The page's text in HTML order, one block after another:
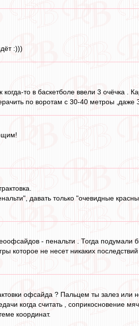
:)))
то в баскетболе ввели 3 очёчка .
по воротам с 30-40 метроы ,даже
давать только "очевидные
- пенальти . Тогда подумали
которое не несет никаких
офсайда ? Пальцем ты залез или
когда считать , соприкосновение
координат.